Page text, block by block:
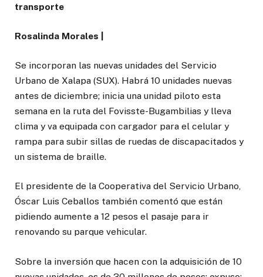
transporte
Rosalinda Morales |
Se incorporan las nuevas unidades del Servicio
Urbano de Xalapa (SUX). Habrá 10 unidades nuevas
antes de diciembre; inicia una unidad piloto esta
semana en la ruta del Fovisste-Bugambilias y lleva
clima y va equipada con cargador para el celular y
rampa para subir sillas de ruedas de discapacitados y
un sistema de braille.
El presidente de la Cooperativa del Servicio Urbano,
Óscar Luis Ceballos también comentó que están
pidiendo aumente a 12 pesos el pasaje para ir
renovando su parque vehicular.
Sobre la inversión que hacen con la adquisición de 10